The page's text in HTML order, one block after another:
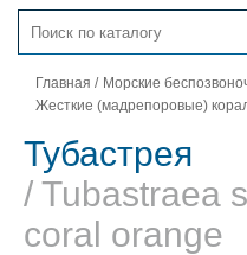
Главная / Морские
Жесткие (мадрепоровые)
Тубастрея
/ Tubastraea
coral orange